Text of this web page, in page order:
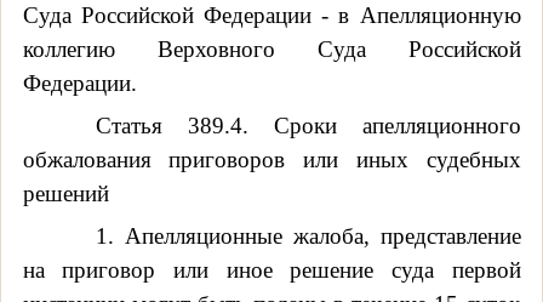
Суда Российской Федерации - в Апелляционную
коллегию Верховного Суда Российской
Федерации.
Статья 389.4. Сроки апелляционного
обжалования приговоров или иных судебных
решений
1. Апелляционные жалоба, представление
на приговор или иное решение суда первой